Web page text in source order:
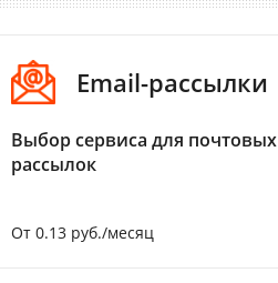
Email-рассылки
Выбор сервиса для почтовых
рассылок
От 0.13 руб./месяц